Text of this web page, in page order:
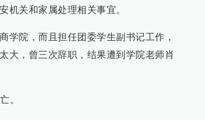
机关和家属处理相关事宜。
学院，而且担任团委学生副书记工作，
大，曾三次辞职，结果遭到学院老师肖
。